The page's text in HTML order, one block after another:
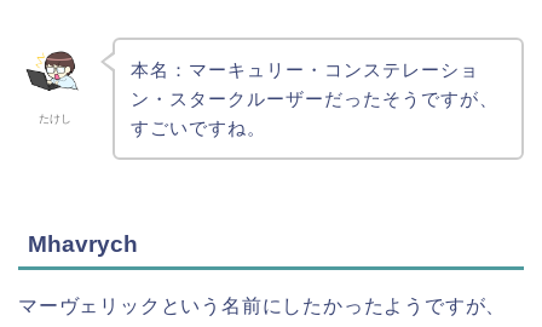
たけし
本名：マーキュリー・コンステレーショ
ン・スタークルーザーだったそうですが、
すごいですね。
Mhavrych
マーヴェリックという名前にしたかったようですが、